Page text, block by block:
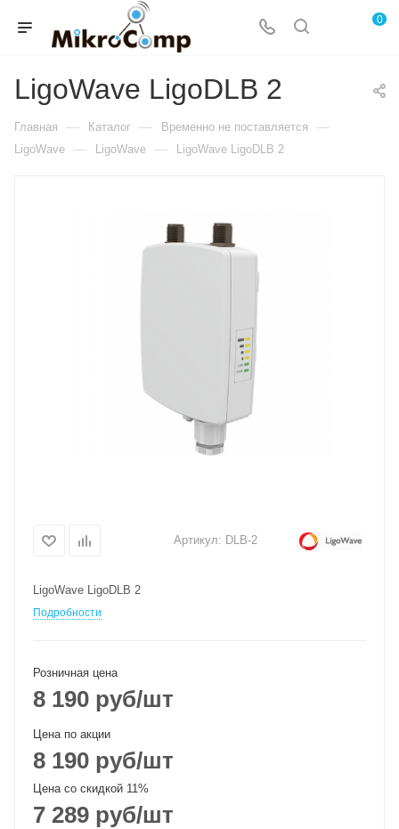
0
LigoWave LigoDLB 2
Главная — Каталог — Временно не поставляется —
LigoWave — LigoWave — LigoWave LigoDLB 2
Артикул: DLB-2
LigoWave LigoDLB 2
Подробности
Розничная цена
8 190 руб/шт
Цена по акции
8 190 руб/шт
Цена со скидкой 11%
7 289 руб/шт